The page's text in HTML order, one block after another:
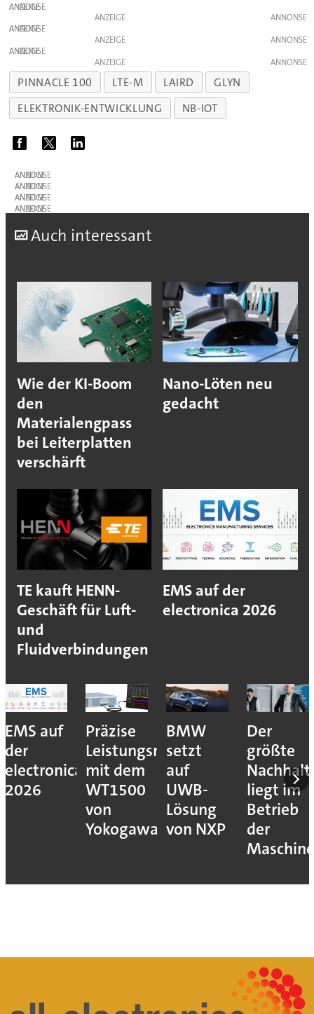
ANZEIGE
ANZEIGE
ANZEIGE
ANZEIGE
ANZEIGE
ANZEIGE
PINNACLE 100 LTE-M LAIRD
GLYN
ELEKTRONIK-ENTWICKLUNG
NB-IOT
ANZEIGE
ANZEIGE
ANZEIGE
ANZEIGE
Auch interessant
Wie der KI-Boom
den
Materialengpass
bei Leiterplatten
verschärft
Nano-Löten neu
gedacht
TE kauft HENN-
Geschäft für Luft-
und
Fluidverbindungen
EMS auf der
electronica 2026
Präzise
Leistungsmessung
mit dem
WT1500
BMW
setzt
auf
UWB-
Lösung
von NXP
Der
größte
liegt im
Betrieb
der
Laden
stärkt
BESS-
Systeme